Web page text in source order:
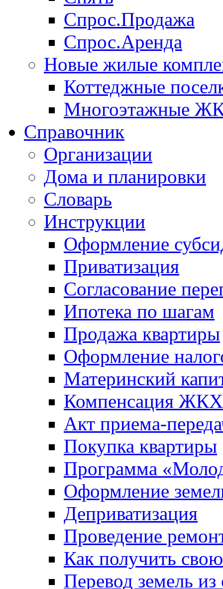
Спрос.Продажа
Спрос.Аренда
Новые жилые
Коттеджные
Многоэтажные
Справочник
Организации
Дома и планировки
Словарь
Инструкции
Оформление
Приватизация
Согласование
Ипотека по шагам
Продажа квартиры
Оформление
Материнский
Компенсация ЖКХ
Акт приема-
Покупка квартиры
Программа
Оформление
Деприватизация
Проведение
Как получить
Перевод земель